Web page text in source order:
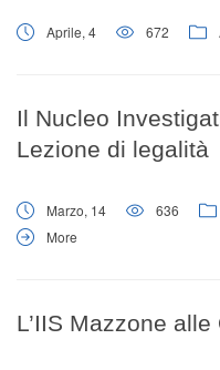
Aprile, 4 672
Il Nucleo
Lezione di legalità
Marzo, 14 636
More
L’IIS Mazzone